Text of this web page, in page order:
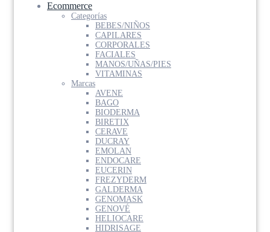
Ecommerce
Categorías
BEBES/NIÑOS
CAPILARES
CORPORALES
FACIALES
MANOS/UÑAS/PIES
VITAMINAS
Marcas
AVENE
BAGO
BIODERMA
BIRETIX
CERAVE
DUCRAY
EMOLAN
ENDOCARE
EUCERIN
FREZYDERM
GALDERMA
GENOMASK
GENOVÉ
HELIOCARE
HIDRISAGE